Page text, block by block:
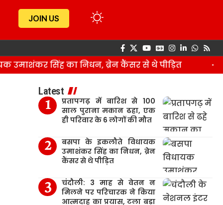
JOIN US
सिंह का निधन, ब्रेन कैंसर से थे पीड़ित
Latest
प्रतापगढ़ में बारिश से 100
साल पुराना मकान ढहा, एक
ही परिवार के 6 लोगों की मौत
बसपा के इकलौते विधायक
उमाशंकर सिंह का निधन, ब्रेन
कैंसर से थे पीड़ित
चंदौली: 3 माह से वेतन न
मिलने पर परिचारक ने किया
आत्मदाह का प्रयास, टला बड़ा